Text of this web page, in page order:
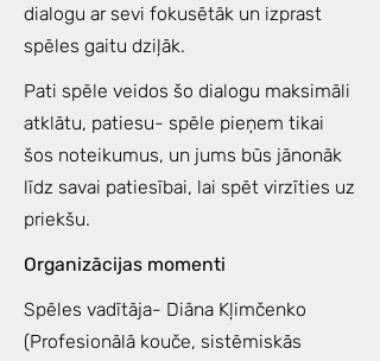
dialogu ar sevi fokusētāk un izprast
spēles gaitu dziļāk.
Pati spēle veidos šo dialogu maksimāli
atklātu, patiesu- spēle pieņem tikai
šos noteikumus, un jums būs jānonāk
līdz savai patiesībai, lai spēt virzīties uz
priekšu.
Organizācijas momenti
Spēles vadītāja- Diāna Kļimčenko
(Profesionālā kouče, sistēmiskās